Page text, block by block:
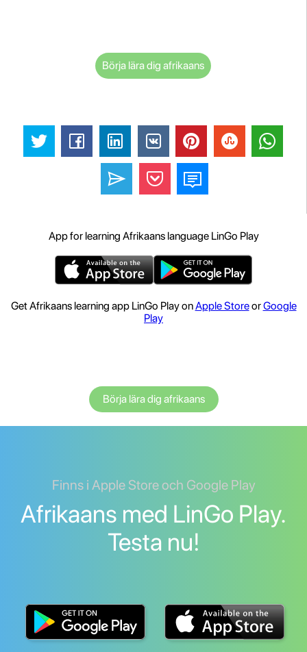
Börja lära dig afrikaans
App for learning Afrikaans language LinGo Play
Get Afrikaans learning app LinGo Play onApple StoreorGoogle
Play
Börja lära dig afrikaans
Finns i Apple Store och Google Play
Afrikaans med LinGo Play.
Testa nu!